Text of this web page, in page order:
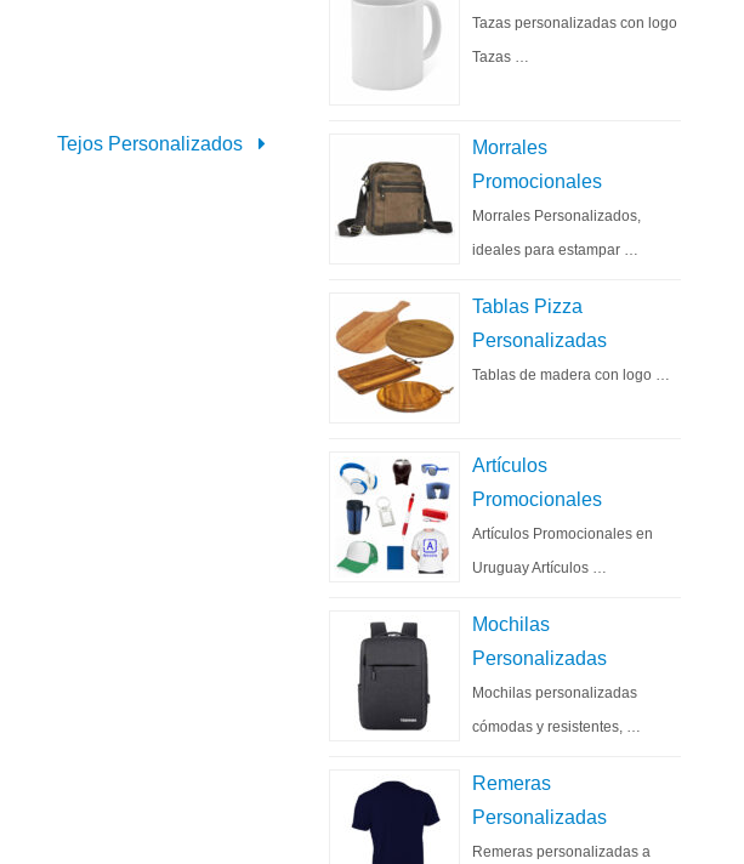
Tejos Personalizados
Tazas personalizadas con logo
Tazas …
Morrales
Promocionales
Morrales Personalizados,
ideales para estampar …
Tablas Pizza
Personalizadas
Tablas de madera con logo …
Artículos
Promocionales
Artículos Promocionales en
Uruguay Artículos …
Mochilas
Personalizadas
Mochilas personalizadas
cómodas y resistentes, …
Remeras
Personalizadas
Remeras personalizadas a